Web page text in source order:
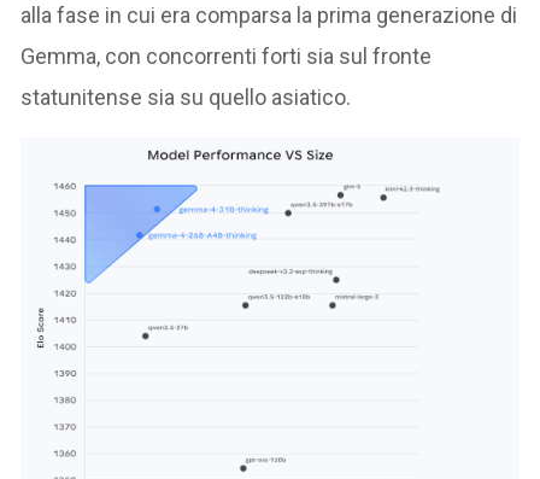
alla fase in cui era comparsa la prima generazione di
Gemma, con concorrenti forti sia sul fronte
statunitense sia su quello asiatico.